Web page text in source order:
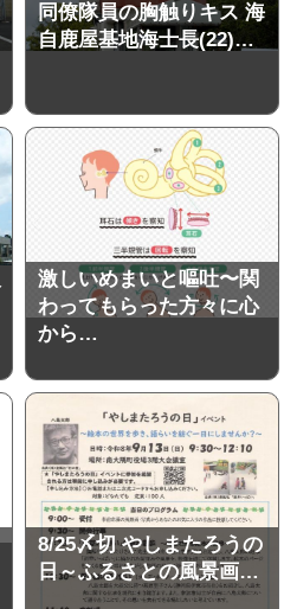
同僚隊員の胸触りキス 海
自鹿屋基地海士長(22)…
激しいめまいと嘔吐〜関
わってもらった方々に心
から…
8/25〆切 やしまたろうの
日～ふるさとの風景画…